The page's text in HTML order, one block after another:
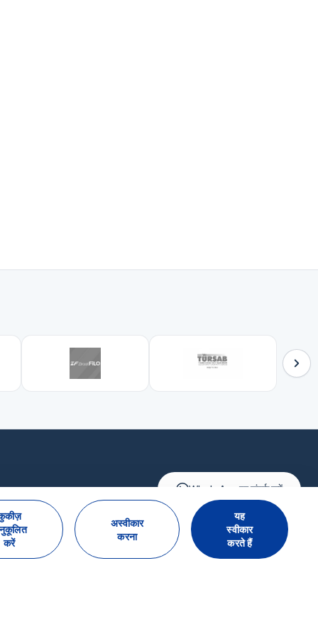
WhatsApp पर संपर्क करें
करें
अस्वीकार
करना
यह
स्वीकार
करते हैं